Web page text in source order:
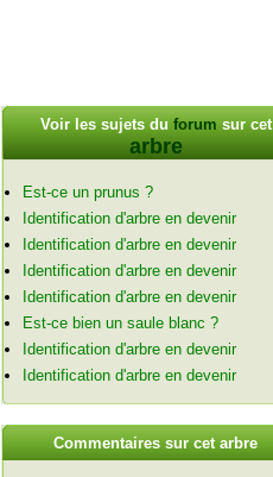
Voir les sujets du forum sur cet
arbre
Est-ce un prunus ?
Identification d'arbre en devenir
Identification d'arbre en devenir
Identification d'arbre en devenir
Identification d'arbre en devenir
Est-ce bien un saule blanc ?
Identification d'arbre en devenir
Identification d'arbre en devenir
Commentaires sur cet arbre